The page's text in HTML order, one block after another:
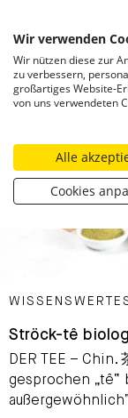
CATEGORIZED AS
Ströck-tê
DER TEE – Chin.
gesprochen „tê“
Wir verwenden
Wir nützen diese zur
zu verbessern,
großartiges Website-
von uns verwendeten
Alle
Cookies